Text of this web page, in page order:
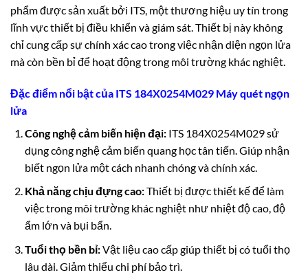
phẩm được sản xuất bởi ITS, một thương hiệu uy tín trong
lĩnh vực thiết bị điều khiển và giám sát. Thiết bị này không
chỉ cung cấp sự chính xác cao trong việc nhận diện ngọn lửa
mà còn bền bỉ để hoạt động trong môi trường khác nghiệt.
Đặc điểm nổi bật của ITS 184X0254M029 Máy quét ngọn
lửa
Công nghệ cảm biến hiện đại:ITS 184X0254M029 sử
dụng công nghệ cảm biến quang học tân tiến. Giúp nhận
biết ngọn lửa một cách nhanh chóng và chính xác.
Khả năng chịu đựng cao:Thiết bị được thiết kế để làm
việc trong môi trường khác nghiệt như nhiệt độ cao, độ
ẩm lớn và bụi bẩn.
Tuổi thọ bền bỉ:Vật liệu cao cấp giúp thiết bị có tuổi thọ
lâu dài. Giảm thiểu chi phí bảo trì.